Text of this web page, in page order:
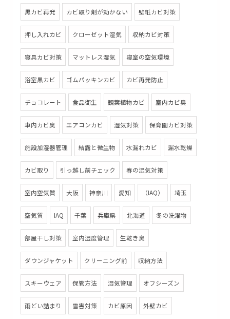
黒カビ再発 カビ取り剤が効かない 壁紙カビ対策
押し入れカビ クローゼット湿気 収納カビ対策
寝具カビ対策 マットレス湿気 寝室の空気環境
浴室黒カビ ゴムパッキンカビ カビ再発防止
チョコレート 食品衛生 観葉植物カビ 室内カビ臭
車内カビ臭 エアコンカビ 湿気対策 保育園カビ対策
施設加湿器管理 結露と微生物 水漏れカビ 漏水乾燥
カビ取り 引っ越し前チェック 春の湿気対策
室内空気質 大阪 神奈川 愛知 （IAQ） 埼玉
空気質 IAQ 千葉 兵庫県 北海道 冬の洗濯物
部屋干し対策 室内湿度管理 生乾き臭
ダウンジャケット クリーニング前 収納方法
スキーウェア 保管方法 湿気管理 オフシーズン
雨どい詰まり 雪害対策 カビ原因 外壁カビ